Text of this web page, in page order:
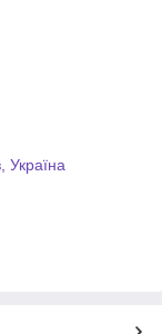
Україна